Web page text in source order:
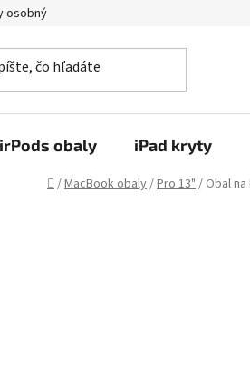
údajov
obaly iPad kryty
Domov
/MacBook obaly/Pro 13"/ Obal